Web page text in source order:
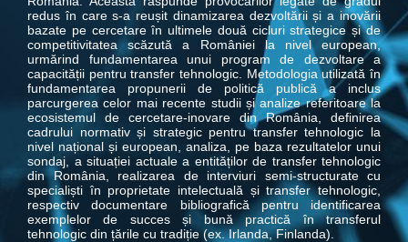
redus în care s-a reușit dinamizarea dezvoltării și a inovării
bazate pe cercetare în ultimele două cicluri strategice și de
competitivitatea scăzută a României la nivel european,
urmărind fundamentarea unui program de dezvoltare a
capacității pentru transfer tehnologic. Metodologia utilizată în
fundamentarea propunerii de politică publică a inclus
parcurgerea celor mai recente studii și analize referitoare la
ecosistemul de cercetare-inovare din România, definirea
cadrului normativ și strategic pentru transfer tehnologic la
nivel național și european, analiza, pe baza rezultatelor unui
sondaj, a situației actuale a entităților de transfer tehnologic
din România, realizarea de interviuri semi-structurate cu
specialiști în proprietate intelectuală și transfer tehnologic,
respectiv documentare bibliografică pentru identificarea
exemplelor de succes și bună practică în transferul
tehnologic din țările cu tradiție (ex. Irlanda, Finlanda).